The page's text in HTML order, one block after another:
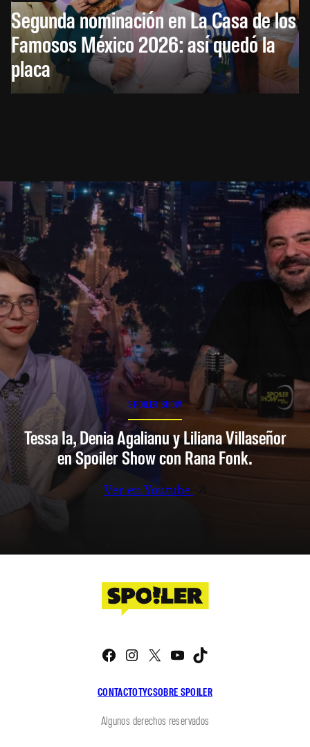
Segunda nominación en La Casa de los
Famosos México 2026: así quedó la
placa
SPOILER SHOW
Tessa Ia, Denia Agalianu y Liliana Villaseñor
en Spoiler Show con Rana Fonk.
Ver en Youtube
CONTACTOTYCSOBRE SPOILER
Facebook
Instagram
X YouTube
Algunos derechos reservados